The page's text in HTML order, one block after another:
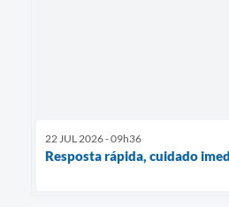
22 JUL 2026 - 09h36
Resposta rápida, cuidado